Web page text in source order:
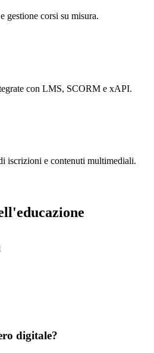
gestione corsi su misura.
con LMS, SCORM e xAPI.
iscrizioni e contenuti multimediali.
digitale?